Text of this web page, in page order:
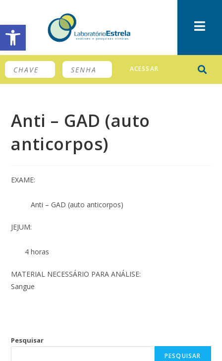
Barra de Ferramentas Aberta
ACESSAR
Anti – GAD (auto
anticorpos)
EXAME:
Anti – GAD (auto anticorpos)
JEJUM:
4 horas
MATERIAL NECESSÁRIO PARA ANÁLISE:
Sangue
Pesquisar
PESQUISAR